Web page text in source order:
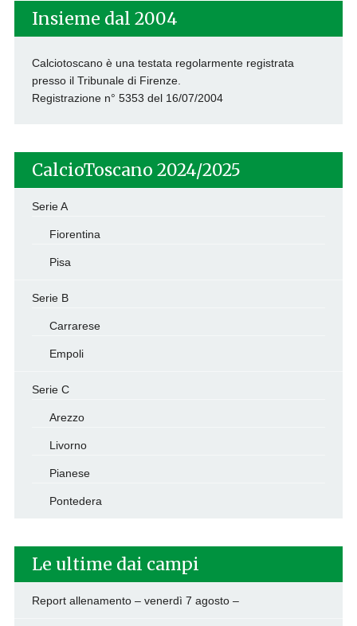
Insieme dal 2004
Calciotoscano è una testata regolarmente registrata
presso il Tribunale di Firenze.
Registrazione n° 5353 del 16/07/2004
CalcioToscano 2024/2025
Serie A
Fiorentina
Pisa
Serie B
Carrarese
Empoli
Serie C
Arezzo
Livorno
Pianese
Pontedera
Le ultime dai campi
Report allenamento – venerdì 7 agosto –